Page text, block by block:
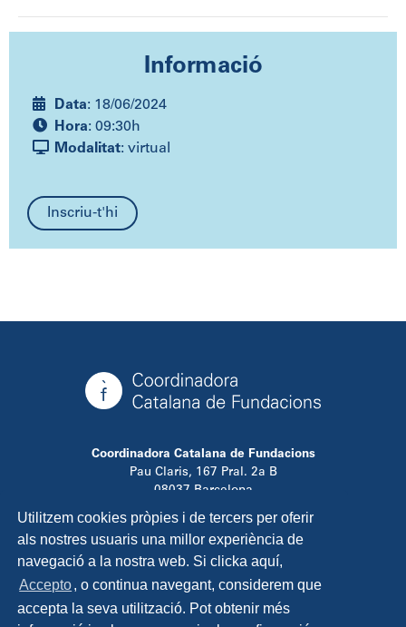
Utilitzem cookies pròpies i de tercers per oferir
als nostres usuaris una millor experiència de
navegació a la nostra web. Si clicka aquí,
Accepto, o continua navegant, considerem que
accepta la seva utilització. Pot obtenir més
Informació
Data: 18/06/2024
Hora: 09:30h
Modalitat: virtual
Inscriu-t'hi
Coordinadora Catalana de Fundacions
Pau Claris, 167 Pral. 2a B
08037 Barcelona
T. 934 881 480
info@ccfundacions.cat
Contacta